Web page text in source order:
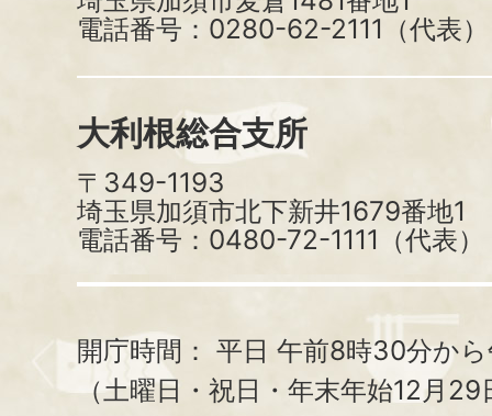
電話番号：0280-62-2111（代表）
大利根総合支所
〒349-1193
埼玉県加須市北下新井1679番地1
電話番号：0480-72-1111（代表）
開庁時間： 平日 午前8時30分か
（土曜日・祝日・年末年始12月